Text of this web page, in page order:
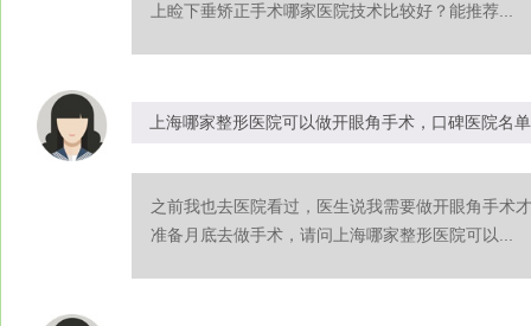
上睑下垂矫正手术哪家医院技术比较好？能推荐...
上海哪家整形医院可以做开眼角手术，口碑医院名
之前我也去医院看过，医生说我需要做开眼角手术
准备月底去做手术，请问上海哪家整形医院可以...